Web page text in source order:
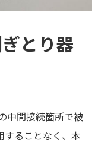
とり器
中間接続箇所で被
することなく、本